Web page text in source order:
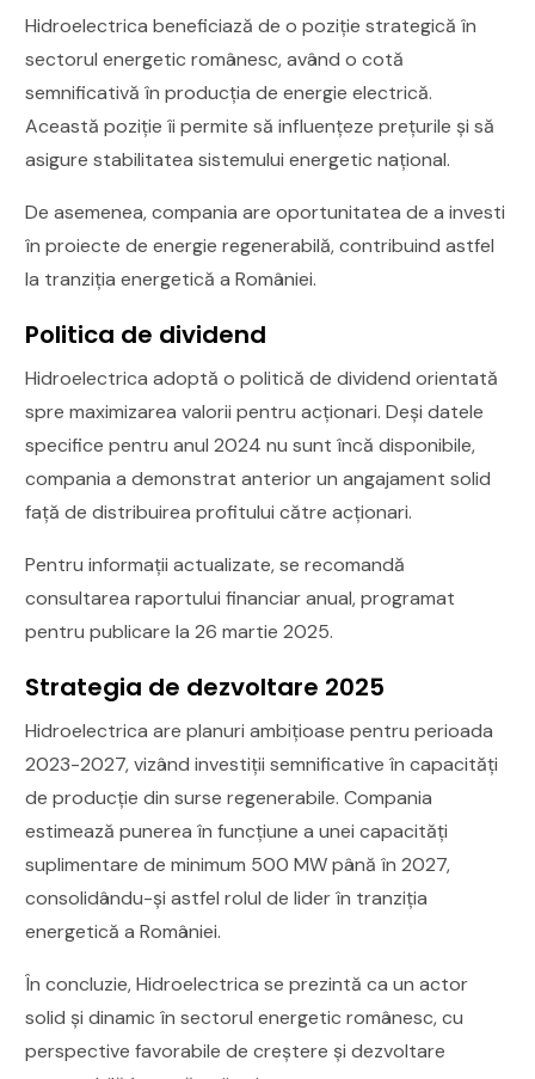
Hidroelectrica beneficiază de o poziție strategică în
sectorul energetic românesc, având o cotă
semnificativă în producția de energie electrică.
Această poziție îi permite să influențeze prețurile și să
asigure stabilitatea sistemului energetic național.
De asemenea, compania are oportunitatea de a investi
în proiecte de energie regenerabilă, contribuind astfel
la tranziția energetică a României.
Politica de dividend
Hidroelectrica adoptă o politică de dividend orientată
spre maximizarea valorii pentru acționari. Deși datele
specifice pentru anul 2024 nu sunt încă disponibile,
compania a demonstrat anterior un angajament solid
față de distribuirea profitului către acționari.
Pentru informații actualizate, se recomandă
consultarea raportului financiar anual, programat
pentru publicare la 26 martie 2025.
Strategia de dezvoltare 2025
Hidroelectrica are planuri ambițioase pentru perioada
2023-2027, vizând investiții semnificative în capacități
de producție din surse regenerabile. Compania
estimează punerea în funcțiune a unei capacități
suplimentare de minimum 500 MW până în 2027,
consolidându-și astfel rolul de lider în tranziția
energetică a României.
În concluzie, Hidroelectrica se prezintă ca un actor
solid și dinamic în sectorul energetic românesc, cu
perspective favorabile de creștere și dezvoltare